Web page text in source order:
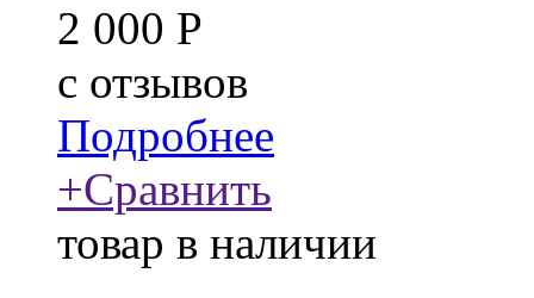
2 000 Р
c отзывов
Подробнее
+Сравнить
товар в наличии